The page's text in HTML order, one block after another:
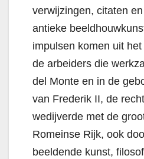
verwijzingen, citaten
antieke
impulsen komen uit
de arbeiders die
del Monte en in de
van Frederik II, de
wedijverde met de
Romeinse Rijk, ook
beeldende kunst,